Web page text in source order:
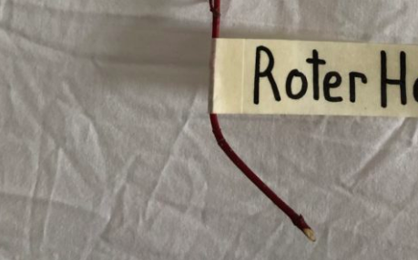
Tulpenbaum
Ulme
Vogelbeere
Weide
Weißdorn
Zirbe
Andere